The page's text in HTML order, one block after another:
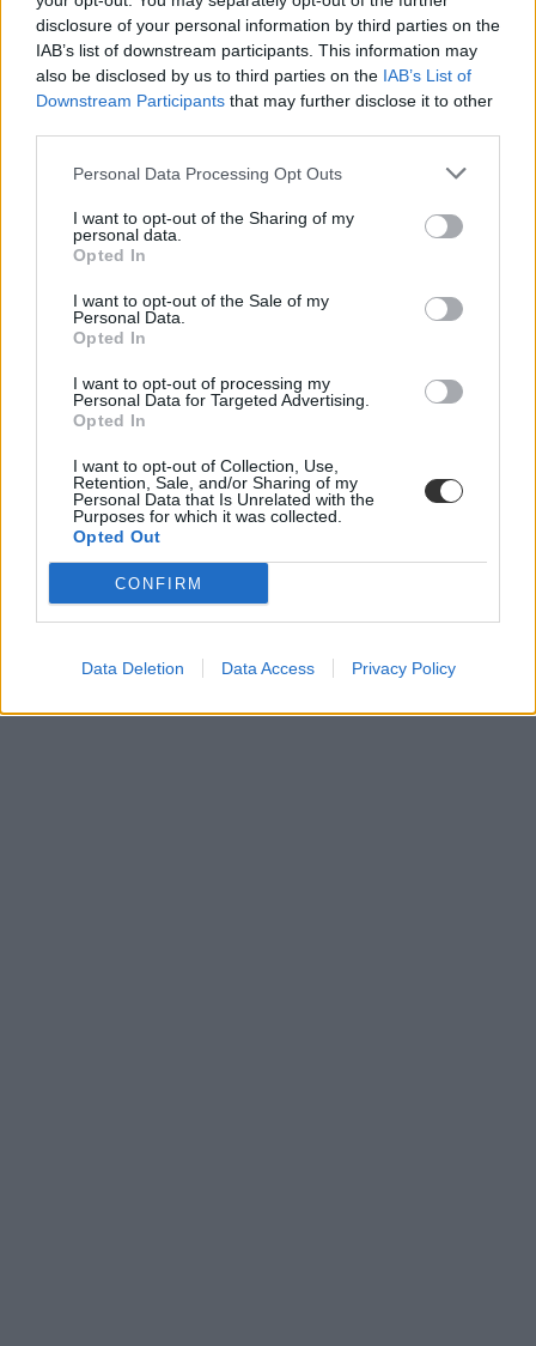
disclosure of your personal information by third parties on the
IAB’s list of downstream participants. This information may
also be disclosed by us to third parties on the IAB’s List of
Downstream Participants that may further disclose it to other
Personal Data Processing Opt Outs
I want to opt-out of the Sharing of my
personal data.
Opted In
I want to opt-out of the Sale of my
Personal Data.
Opted In
I want to opt-out of processing my
Personal Data for Targeted Advertising.
Opted In
I want to opt-out of Collection, Use,
Retention, Sale, and/or Sharing of my
Personal Data that Is Unrelated with the
Purposes for which it was collected.
Opted Out
CONFIRM
Data Deletion Data Access Privacy Policy
pedagógusbérek
bértárgyalás